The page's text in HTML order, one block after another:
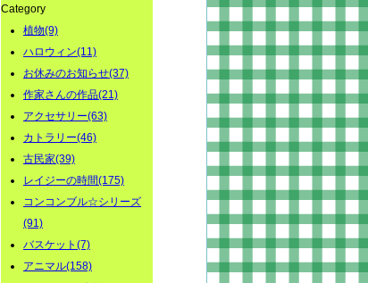
Category
植物(9)
ハロウィン(11)
お休みのお知らせ(37)
作家さんの作品(21)
アクセサリー(63)
カトラリー(46)
古民家(39)
レイジーの時間(175)
コンコンブル☆シリーズ
(91)
バスケット(7)
アニマル(158)